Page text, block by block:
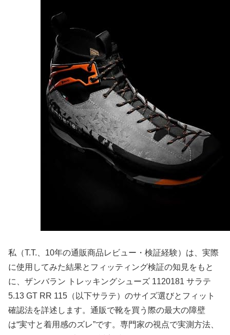
私（T.T.、10年の通販商品レビュー・検証経験）は、実際
に使用してみた結果とフィッティング検証の知見をもと
に、ザンバラン トレッキングシューズ 1120181 サラテ
5.13 GT RR 115（以下サラテ）のサイズ選びとフィット
確認法を詳述します。通販で靴を買う際の最大の障壁
は“実寸と着用感のズレ”です。専門家の視点で実測方法、